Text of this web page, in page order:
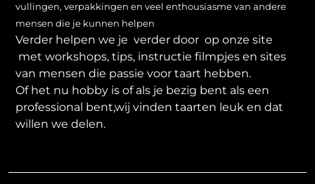
vullingen, verpakkingen en veel enthousiasme van andere
mensen die je kunnen helpen
Verder helpen we je verder door op onze site
met workshops, tips, instructie filmpjes en sites
van mensen die passie voor taart hebben.
Of het nu hobby is of als je bezig bent als een
professional bent,wij vinden taarten leuk en dat
willen we delen.